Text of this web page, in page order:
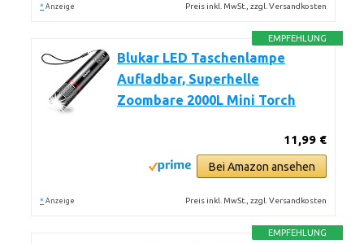
* Anzeige Preis inkl. MwSt., zzgl. Versandkosten
EMPFEHLUNG
Blukar LED Taschenlampe
Aufladbar, Superhelle
Zoombare 2000L Mini Torch
11,99 €
Bei Amazon ansehen
* Anzeige Preis inkl. MwSt., zzgl. Versandkosten
EMPFEHLUNG